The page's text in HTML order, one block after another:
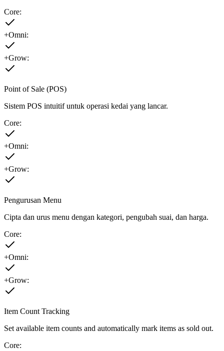
Core:
+Omni:
+Grow:
Point of Sale (POS)
Sistem POS intuitif untuk operasi kedai yang lancar.
Core:
+Omni:
+Grow:
Pengurusan Menu
Cipta dan urus menu dengan kategori, pengubah suai, dan harga.
Core:
+Omni:
+Grow:
Item Count Tracking
Set available item counts and automatically mark items as sold out.
Core: